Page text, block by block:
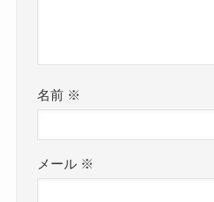
名前 ※
メール ※